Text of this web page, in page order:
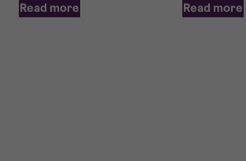
Read more Read more